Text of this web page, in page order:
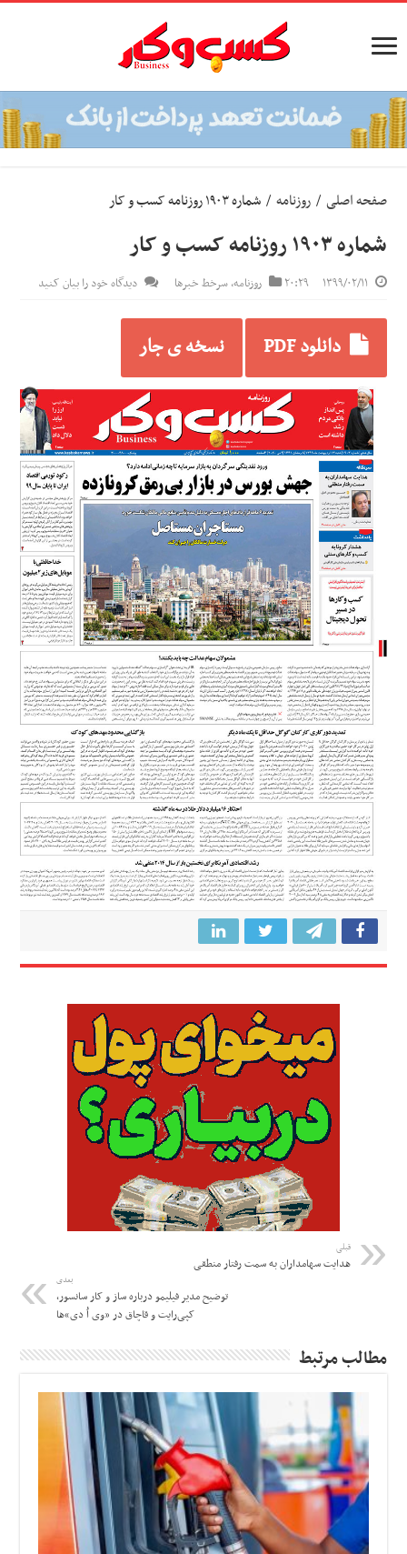
صفحه اصلی / روزنامه / شماره ۱۹۰۳ روزنامه کسب و کار
شماره ۱۹۰۳ روزنامه کسب و کار
۱۳۹۹/۰۲/۱۱ ۲۰:۲۹ روزنامه,سرخط خبرها دیدگاه خود را بیان کنید
دانلود PDF نسخه ی جار
قبلی
هدایت سهامداران به سمت رفتار منطقی
بعدی
توضیح مدیر فیلیمو درباره ساز و کار سانسور،
کپی‌رایت و قاچاق در «وی اُ دی»ها
مطالب مرتبط